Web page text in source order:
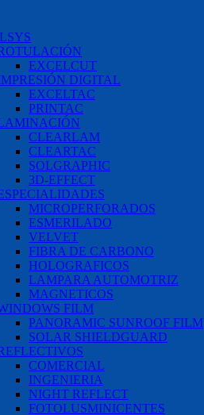
EXCELCUT
DIGITAL
EXCELTAC
PRINTAC
CLEARLAM
CLEARTAC
SOLGRAPHIC
3D-EFFECT
MICROPERFORADOS
ESMERILADO
VELVET
FIBRA DE CARBONO
HOLOGRAFICOS
LAMPARA AUTOMOTRIZ
MAGNETICOS
FILM
PANORAMIC SUNROOF FILM
SOLAR SHIELDGUARD
COMERCIAL
INGENIERIA
NIGHT REFLECT
FOTOLUSMINICENTES